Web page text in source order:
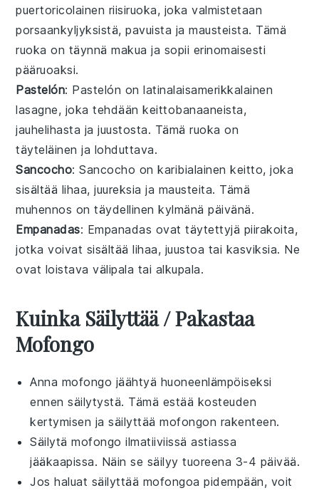
puertoricolainen riisiruoka, joka valmistetaan
porsaankyljyksistä,pavuista jamausteista. Tämä
ruoka on täynnä makua ja sopii erinomaisesti
pääruoaksi.
Pastelón: Pastelón onlatinalaisamerikkalainen
lasagne, joka tehdäänkeittobanaaneista,
jauhelihasta jajuustosta. Tämä ruoka on
täyteläinen ja lohduttava.
Sancocho: Sancocho onkaribialainen keitto, joka
sisältää lihaa,juureksia ja mausteita. Tämä
muhennos on täydellinen kylmänä päivänä.
Empanadas: Empanadas ovattäytettyjä piirakoita,
jotka voivat sisältäälihaa, juustoa tai kasviksia. Ne
ovat loistavavälipala tai alkupala.
Kuinka Säilyttää / Pakastaa
Mofongo
Anna mofongo jäähtyä huoneenlämpöiseksi
ennen säilytystä. Tämä estää kosteuden
kertymisen ja säilyttäämofongon rakenteen.
Säilytämofongo ilmatiiviissä astiassa
jääkaapissa. Näin se säilyy tuoreena 3-4 päivää.
Jos haluat säilyttää mofongoa pidempään, voit